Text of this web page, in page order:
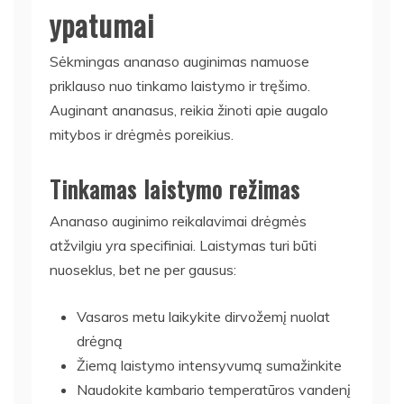
ypatumai
Sėkmingas ananaso auginimas namuose
priklauso nuo tinkamo laistymo ir tręšimo.
Auginant ananasus, reikia žinoti apie augalo
mitybos ir drėgmės poreikius.
Tinkamas laistymo režimas
Ananaso auginimo reikalavimai drėgmės
atžvilgiu yra specifiniai. Laistymas turi būti
nuoseklus, bet ne per gausus:
Vasaros metu laikykite dirvožemį nuolat
drėgną
Žiemą laistymo intensyvumą sumažinkite
Naudokite kambario temperatūros vandenį